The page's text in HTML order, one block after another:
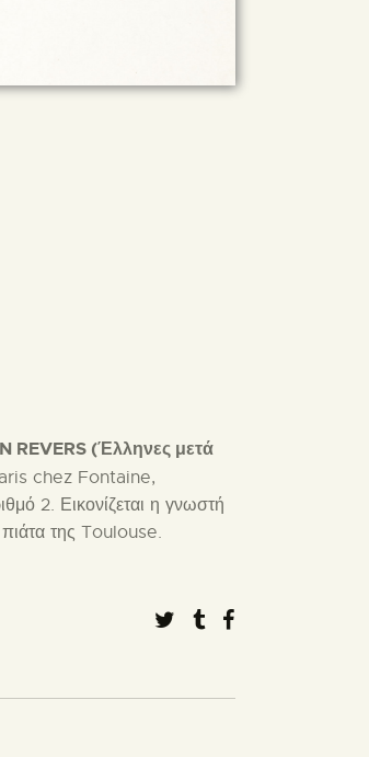
REVERS (Έλληνες μετά
chez Fontaine,
2. Εικονίζεται η γνωστή
της Toulouse.